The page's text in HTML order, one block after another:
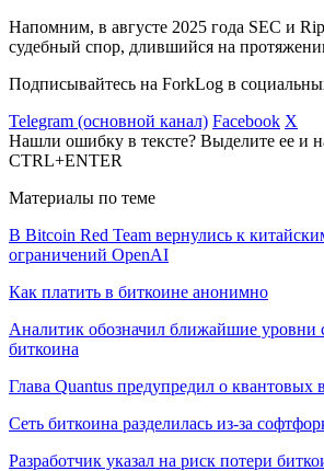
Напомним, в августе 2025 года SEC и
судебный спор, длившийся на
Подписывайтесь на ForkLog в
Telegram (основной канал) Facebook X
Нашли ошибку в тексте? Выделите ее и
CTRL+ENTER
Материалы по теме
В Bitcoin Red Team вернулись к
ограничений OpenAI
Как платить в биткоине анонимно
Аналитик обозначил ближайшие уровни
биткоина
Глава Quantus предупредил о квантовых
Сеть биткоина разделилась из-за
Разработчик указал на риск потери